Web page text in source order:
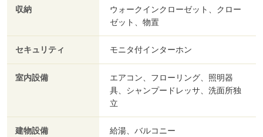
収納
ウォークインクローゼット、クロー
ゼット、物置
セキュリティ モニタ付インターホン
室内設備
エアコン、フローリング、照明器
具、シャンプードレッサ、洗面所独
立
建物設備 給湯、バルコニー